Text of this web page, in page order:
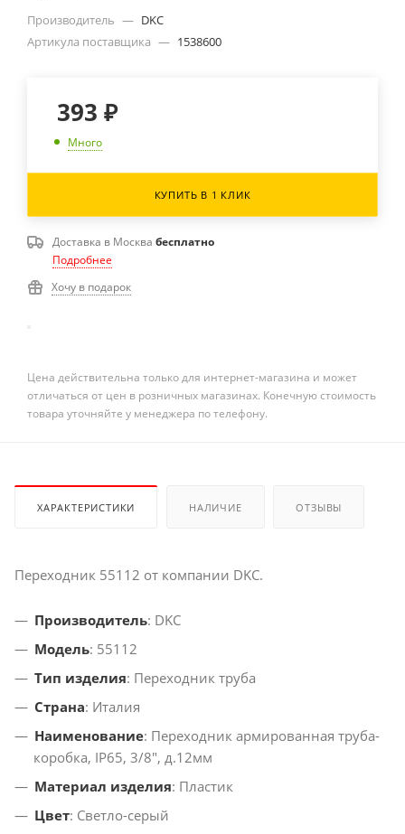
Производитель — DKC
Артикула поставщика — 1538600
393 ₽
Много
КУПИТЬ В 1 КЛИК
Доставка в Москва бесплатно
Подробнее
Хочу в подарок
Цена действительна только для интернет-магазина и может
отличаться от цен в розничных магазинах. Конечную стоимость
товара уточняйте у менеджера по телефону.
ХАРАКТЕРИСТИКИ НАЛИЧИЕ ОТЗЫВЫ
Переходник 55112 от компании DKC.
Производитель: DKC
Модель: 55112
Тип изделия: Переходник труба
Страна: Италия
Наименование: Переходник армированная труба-
коробка, IP65, 3/8", д.12мм
Материал изделия: Пластик
Цвет: Светло-серый